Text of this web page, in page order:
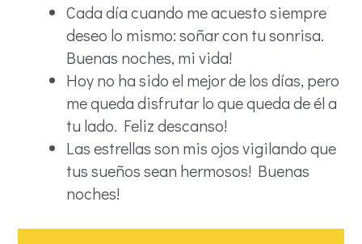
Cada día cuando me acuesto siempre
deseo lo mismo: soñar con tu sonrisa.
Buenas noches, mi vida!
Hoy no ha sido el mejor de los días, pero
me queda disfrutar lo que queda de él a
tu lado. Feliz descanso!
Las estrellas son mis ojos vigilando que
tus sueños sean hermosos! Buenas
noches!